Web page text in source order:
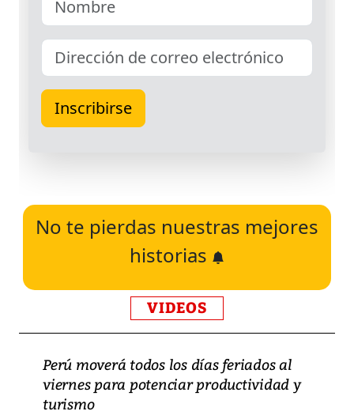
No te pierdas nuestras mejores
historias
VIDEOS
Perú moverá todos los días feriados al
viernes para potenciar productividad y
turismo